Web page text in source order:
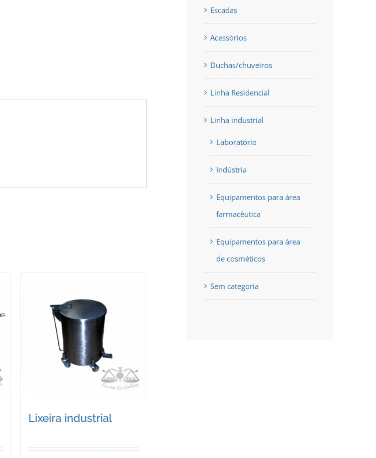
Lixeira industrial
Escadas
Acessórios
Duchas/chuveiros
Linha Residencial
Linha industrial
Laboratório
Indústria
Equipamentos para área
farmacêutica
Equipamentos para área
de cosméticos
Sem categoria